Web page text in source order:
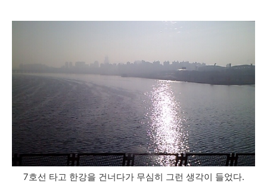
7호선 타고 한강을 건너다가 무심히 그런 생각이 들었다.